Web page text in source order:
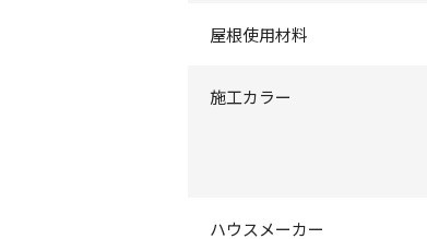
屋根使用材料
施工カラー
ハウスメーカー